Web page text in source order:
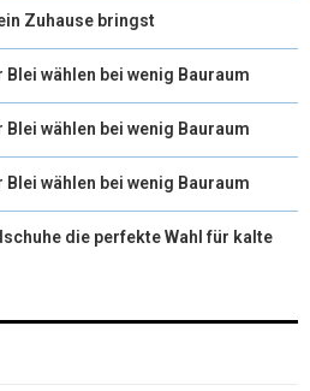
Zuhause bringst
wählen bei wenig Bauraum
wählen bei wenig Bauraum
wählen bei wenig Bauraum
die perfekte Wahl für kalte